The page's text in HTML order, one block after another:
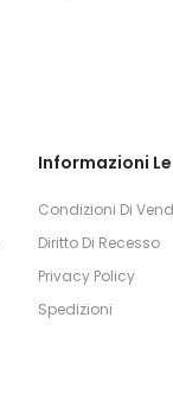
Informazioni
Condizioni Di
Diritto Di Recesso
Privacy Policy
Spedizioni